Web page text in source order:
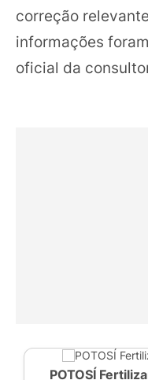
correção
informações
oficial da
POTOSÍ